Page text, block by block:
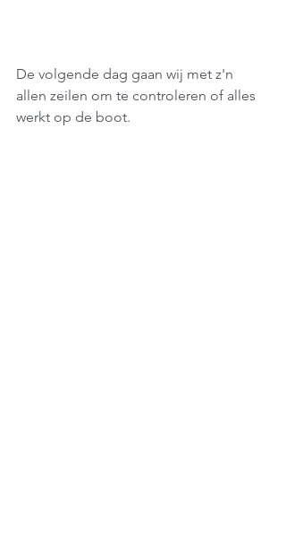
De volgende dag gaan wij met z'n
allen zeilen om te controleren of alles
werkt op de boot.